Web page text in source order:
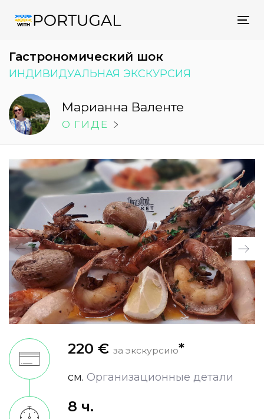
Гастрономический шок
ИНДИВИДУАЛЬНАЯ ЭКСКУРСИЯ
Марианна Валенте
O ГИДE
220 € за экскурсию*
см. Oрганизационные детали
8 ч.